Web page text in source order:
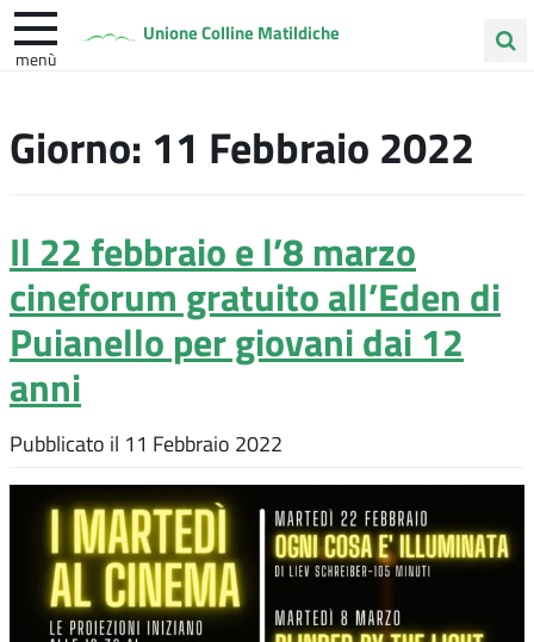
Unione Colline Matildiche
menù
sito
Giorno: 11 Febbraio 2022
Il 22 febbraio e l’8 marzo
cineforum gratuito all’Eden di
Puianello per giovani dai 12
anni
Pubblicato il 11 Febbraio 2022